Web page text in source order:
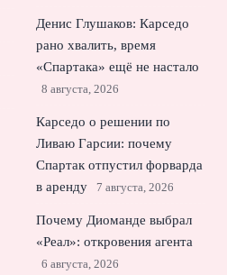
Денис Глушаков: Карседо
рано хвалить, время
«Спартака» ещё не настало
8 августа, 2026
Карседо о решении по
Ливаю Гарсии: почему
Спартак отпустил форварда
в аренду
7 августа, 2026
Почему Диоманде выбрал
«Реал»: откровения агента
6 августа, 2026